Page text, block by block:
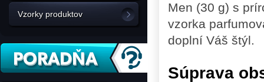
Vzorky produktov
Men (30 g) s
vzorka
doplní Váš štýl.
Súprava